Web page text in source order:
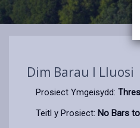
Dim Barau I Lluosi
Prosiect Ymgeisydd:
Teitl y Prosiect: No Bars